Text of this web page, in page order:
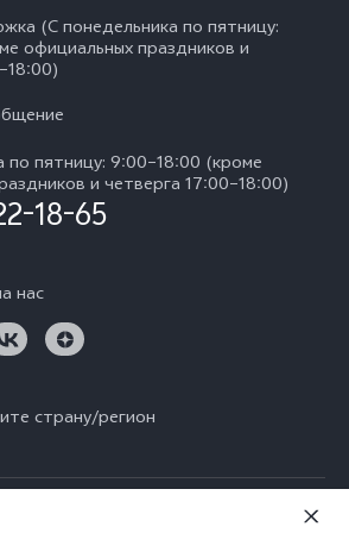
восстановления
(С понедельника по пятницу:
официальных праздников и
по пятницу: 9:00–18:00 (кроме
и четверга 17:00–18:00)
18-65
нас
страну/регион